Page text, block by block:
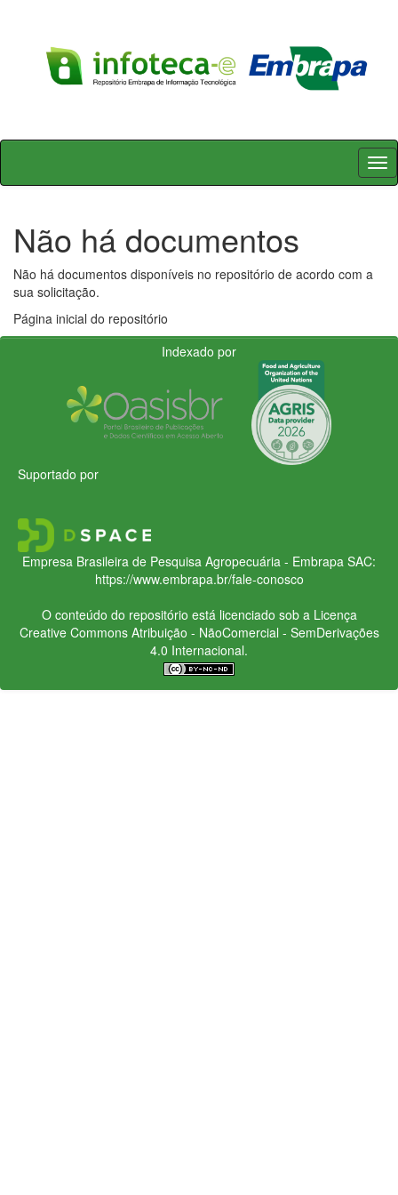
Skip
Não há documentos
Não há documentos disponíveis no repositório de acordo com a
sua solicitação.
Página inicial do repositório
Indexado por
Suportado por
Empresa Brasileira de Pesquisa Agropecuária - Embrapa SAC:
https://www.embrapa.br/fale-conosco
O conteúdo do repositório está licenciado sob a Licença
Creative CommonsAtribuição - NãoComercial - SemDerivações
4.0 Internacional.